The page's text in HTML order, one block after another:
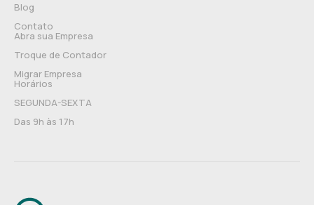
Blog
Contato
Abra sua Empresa
Troque de Contador
Migrar Empresa
Horários
SEGUNDA-SEXTA
Das 9h às 17h